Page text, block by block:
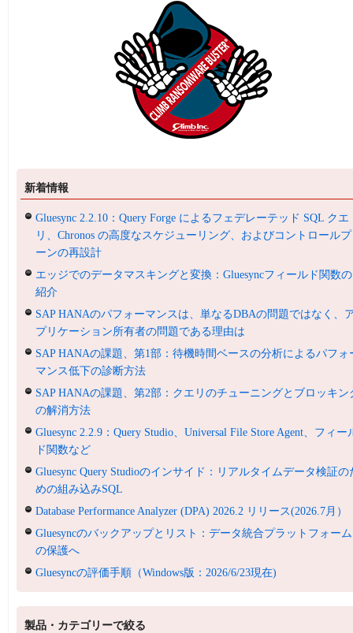
新着情報
Gluesync 2.2.10：Query Forge によるフェデレーテッド SQL クエ
リ、Chronos の高度なスケジューリング、およびコントロール
ーンの再設計
エッジでのデータマスキングと変換：Gluesyncフィールド関数の
紹介
SAP HANAのパフォーマンスは、単なるDBAの問題ではなく、
プリケーション所有者の問題である理由は
SAP HANAの課題、第1部：待機時間ベースの分析によるパフォ
マンス低下の診断方法
SAP HANAの課題、第2部：クエリのチューニングとブロッキン
の解消方法
Gluesync 2.2.9：Query Studio、Universal File Store Agent、フィー
ド関数など
Gluesync Query Studioのインサイド：リアルタイムデータ検証の
めの組み込みSQL
Database Performance Analyzer (DPA) 2026.2 リリース(2026.7月）
Gluesyncのバックアップとリスト：データ統合プラットフォーム
の保護へ
Gluesyncの評価手順（Windows版：2026/6/23現在)
製品・カテゴリーで絞る